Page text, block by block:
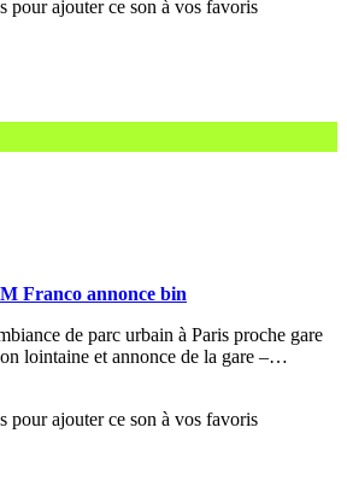
Franco annonce bin
de parc urbain à Paris proche gare
lointaine et annonce de la gare –…